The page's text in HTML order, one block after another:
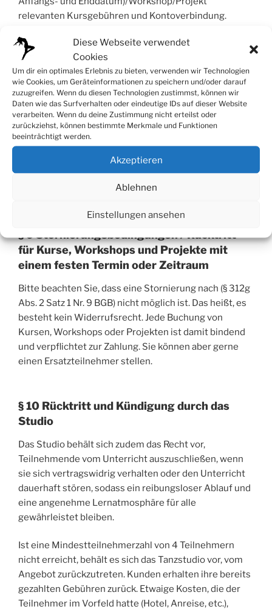
Diese Webseite verwendet
Cookies
Um dir ein optimales Erlebnis zu bieten, verwenden wir Technologien
wie Cookies, um Geräteinformationen zu speichern und/oder darauf
zuzugreifen. Wenn du diesen Technologien zustimmst, können wir
Daten wie das Surfverhalten oder eindeutige IDs auf dieser Website
verarbeiten. Wenn du deine Zustimmung nicht erteilst oder
zurückziehst, können bestimmte Merkmale und Funktionen
beeinträchtigt werden.
Akzeptieren
Ablehnen
Einstellungen ansehen
relevanten Kursgebühren und Kontoverbindung.
Die Gebühren sind fristgerecht zu überweisen. Bei
nicht geleisteter fristgerechter Zahlung wird eine
Erinnerungsmail versandt, die das Studio mit einer
Bearbeitungsgebühr von 10,- € berechnet. Die
Gebühren für Workshops und Projekte können vorab
per Überweisung oder in bar am Workshop-/ oder
Projekttag bezahlt werden (bitte Überweisungsbeleg
mitbringen). Bei zu wenigen Anmeldungen oder
Krankheit des Dozenten behält sich das Studio vor, den
WS / Projekt abzusagen; bereits gezahlte Gebühren
§ 9 Stornierungsbedingungen / Rücktritt
für Kurse, Workshops und Projekte mit
einem festen Termin oder Zeitraum
Bitte beachten Sie, dass eine Stornierung nach (§ 312g
Abs. 2 Satz 1 Nr. 9 BGB) nicht möglich ist. Das heißt, es
besteht kein Widerrufsrecht. Jede Buchung von
Kursen, Workshops oder Projekten ist damit bindend
und verpflichtet zur Zahlung. Sie können aber gerne
einen Ersatzteilnehmer stellen.
§ 10 Rücktritt und Kündigung durch das
Studio
Das Studio behält sich zudem das Recht vor,
Teilnehmende vom Unterricht auszuschließen, wenn
sie sich vertragswidrig verhalten oder den Unterricht
dauerhaft stören, sodass ein reibungsloser Ablauf und
eine angenehme Lernatmosphäre für alle
gewährleistet bleiben.
Ist eine Mindestteilnehmerzahl von 4 Teilnehmern
nicht erreicht, behält es sich das Tanzstudio vor, vom
Angebot zurückzutreten. Kunden erhalten ihre bereits
gezahlten Gebühren zurück. Etwaige Kosten, die der
Teilnehmer im Vorfeld hatte (Hotel, Anreise, etc.),